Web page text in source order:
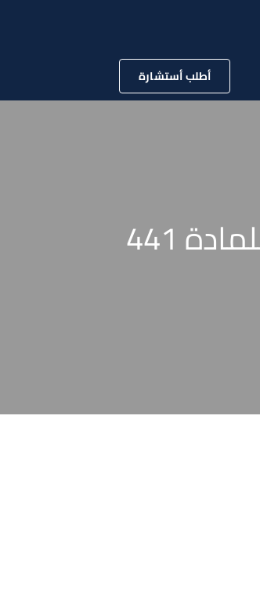
أطلب أستشارة
إعادة النظر فى الحكم الصادر بناء على الشهادة الزور ” طبقآ للمادة 441